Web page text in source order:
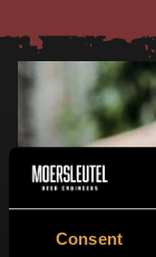
Consent